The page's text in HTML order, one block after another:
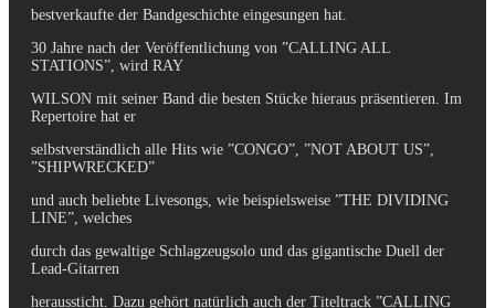
bestverkaufte der Bandgeschichte eingesungen hat.
30 Jahre nach der Veröffentlichung von ”CALLING ALL
STATIONS”, wird RAY
WILSON mit seiner Band die besten Stücke hieraus präsentieren. Im
Repertoire hat er
selbstverständlich alle Hits wie ”CONGO”, ”NOT ABOUT US”,
”SHIPWRECKED”
und auch beliebte Livesongs, wie beispielsweise ”THE DIVIDING
LINE”, welches
durch das gewaltige Schlagzeugsolo und das gigantische Duell der
Lead-Gitarren
heraussticht. Dazu gehört natürlich auch der Titeltrack ”CALLING